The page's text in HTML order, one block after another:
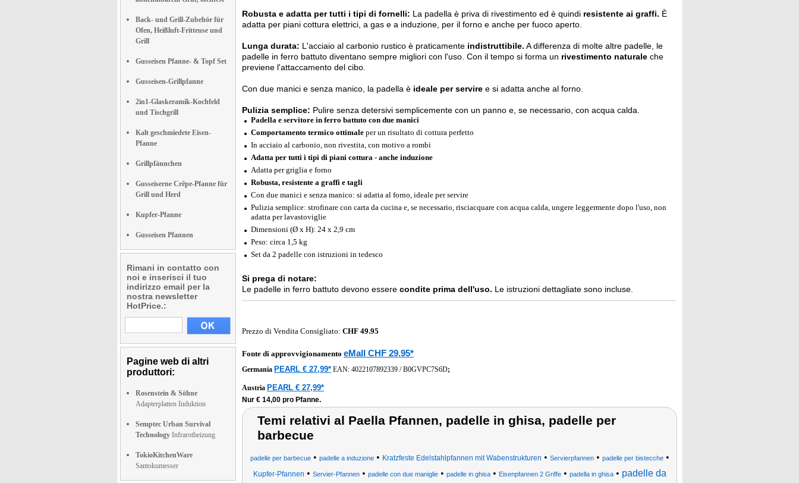
Back- und Grill-Zubehör für
Ofen, Heißluft-Fritteuse und
Grill
Gusseisen Pfanne- & Topf Set
Gusseisen-Grillpfanne
2in1-Glaskeramik-Kochfeld
und Tischgrill
Kalt geschmiedete Eisen-
Pfanne
Grillpfännchen
Gusseiserne Crêpe-Pfanne für
Grill und Herd
Kupfer-Pfanne
Gusseisen Pfannen
Rimani in contatto con
noi e inserisci il tuo
indirizzo email per la
nostra newsletter
HotPrice.:
Pagine web di altri
produttori:
Rosenstein & Söhne
Adapterplatten Induktion
Semptec Urban Survival
Technology Infrarotheizung
TokioKitchenWare
Santokumesser
Robusta e adatta per tutti i tipi di fornelli: La padella è priva di rivestimento ed è quindi resistente ai graffi. È
adatta per piani cottura elettrici, a gas e a induzione, per il forno e anche per fuoco aperto.
Lunga durata: L'acciaio al carbonio rustico è praticamente indistruttibile. A differenza di molte altre padelle, le
padelle in ferro battuto diventano sempre migliori con l'uso. Con il tempo si forma un rivestimento naturale che
previene l'attaccamento del cibo.
Con due manici e senza manico, la padella è ideale per servire e si adatta anche al forno.
Pulizia semplice: Pulire senza detersivi semplicemente con un panno e, se necessario, con acqua calda.
Padella e servitore in ferro battuto con due manici
Comportamento termico ottimale per un risultato di cottura perfetto
In acciaio al carbonio, non rivestita, con motivo a rombi
Adatta per tutti i tipi di piani cottura - anche induzione
Adatta per griglia e forno
Robusta, resistente a graffi e tagli
Con due manici e senza manico: si adatta al forno, ideale per servire
Pulizia semplice: strofinare con carta da cucina e, se necessario, risciacquare con acqua calda, ungere leggermente dopo l'uso, non
adatta per lavastoviglie
Dimensioni (Ø x H): 24 x 2,9 cm
Peso: circa 1,5 kg
Set da 2 padelle con istruzioni in tedesco
Si prega di notare:
Le padelle in ferro battuto devono essere condite prima dell'uso. Le istruzioni dettagliate sono incluse.
Prezzo di Vendita Consigliato: CHF 49.95
Fonte di approvvigionamento eMall CHF 29.95*
Germania PEARL € 27,99* EAN: 4022107892339 /B0GVPC7S6D;
Austria PEARL € 27,99*
Nur € 14,00 pro Pfanne.
Temi relativi al Paella Pfannen, padelle in ghisa, padelle per
barbecue
padelle per barbecue• padelle a induzione• Kratzfeste Edelstahlpfannen mit Wabenstrukturen • Servierpfannen• padelle per bistecche•
Kupfer-Pfannen • Servier-Pfannen• padelle con due maniglie• padelle in ghisa• Eisenpfannen 2 Griffe• padella in ghisa• padelle da